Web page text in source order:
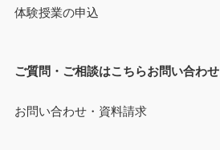
体験授業の申込
ご質問・ご相談はこちらお問い合わせ
お問い合わせ・資料請求